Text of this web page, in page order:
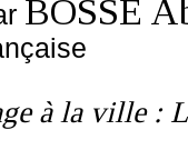
BOSSE
à la ville :